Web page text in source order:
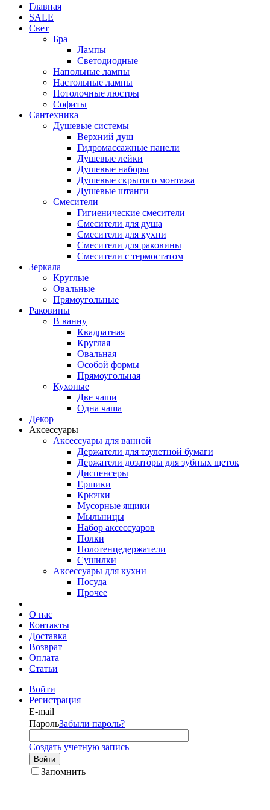
Главная
SALE
Свет
Бра
Лампы
Светодиодные
Напольные лампы
Настольные лампы
Потолочные люстры
Софиты
Сантехника
Душевые системы
Верхний душ
Гидромассажные панели
Душевые лейки
Душевые наборы
Душевые скрытого монтажа
Душевые штанги
Смесители
Гигиенические смесители
Смесители для душа
Смесители для кухни
Смесители для раковины
Смесители с термостатом
Зеркала
Круглые
Овальные
Прямоугольные
Раковины
В ванну
Квадратная
Круглая
Овальная
Особой формы
Прямоугольная
Кухоные
Две чаши
Одна чаша
Декор
Аксессуары
Аксессуары для ванной
Держатели для таулетной бумаги
Держатели дозаторы для зубных щеток
Диспенсеры
Ершики
Крючки
Мусорные ящики
Мыльницы
Набор аксессуаров
Полки
Полотенцедержатели
Сушилки
Аксессуары для кухни
Посуда
Прочее
О нас
Контакты
Доставка
Возврат
Оплата
Статьи
Войти
Регистрация
E-mail
ПарольЗабыли пароль?
Создать учетную запись
Войти
Запомнить